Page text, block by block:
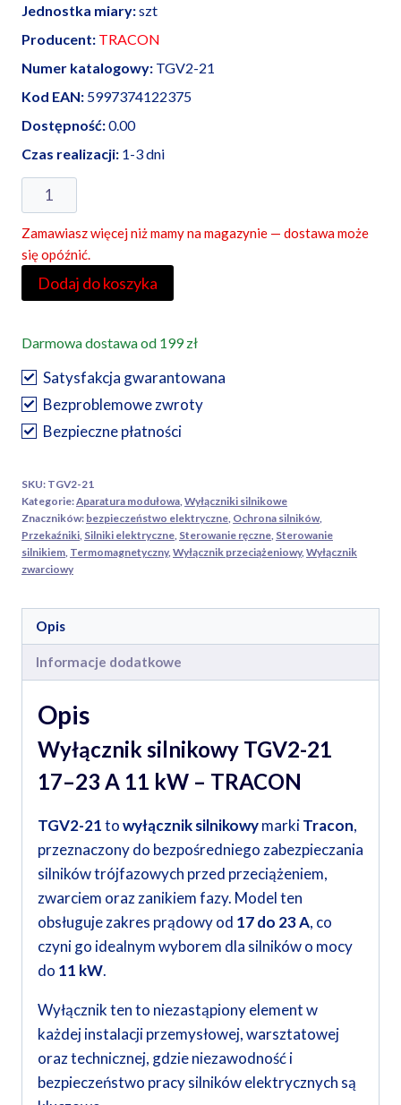
Jednostka miary:szt
Producent: TRACON
Numer katalogowy: TGV2-21
Kod EAN: 5997374122375
Dostępność:0.00
Czas realizacji: 1-3 dni
ilość
Wyłącznik
silnikowy
17-
23A
TRACON
Zamawiasz więcej niż mamy na magazynie — dostawa może
się opóźnić.
Dodaj do koszyka
Darmowa dostawa od 199 zł
Satysfakcja gwarantowana
Bezproblemowe zwroty
Bezpieczne płatności
SKU: TGV2-21
Kategorie:Aparatura modułowa Wyłączniki silnikowe
Znaczników: bezpieczeństwo elektryczne Ochrona silników,
Przekaźniki Silniki elektryczne Sterowanie ręczne Sterowanie
silnikiem Termomagnetyczny, Wyłącznik przeciążeniowy, Wyłącznik
zwarciowy
Opis
Informacje dodatkowe
Opis
Wyłącznik silnikowy TGV2-21
17–23 A 11 kW – TRACON
TGV2-21towyłącznik silnikowymarkiTracon,
przeznaczony do bezpośredniego zabezpieczania
silników trójfazowych przed przeciążeniem,
zwarciem oraz zanikiem fazy. Model ten
obsługuje zakres prądowy od 17 do 23 A, co
czyni go idealnym wyborem dla silników o mocy
do 11 kW.
Wyłącznik ten to niezastąpiony element w
każdej instalacji przemysłowej, warsztatowej
oraz technicznej, gdzie niezawodność i
bezpieczeństwo pracy silników elektrycznych są